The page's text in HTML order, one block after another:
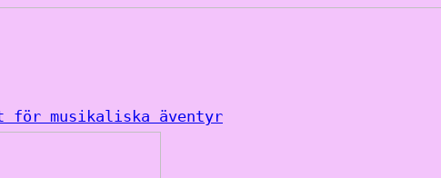
musikaliska äventyr